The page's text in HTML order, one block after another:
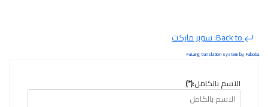
Back to: سوبر ماركت
FaLang translation system by Faboba
الاسم بالكامل:(*)